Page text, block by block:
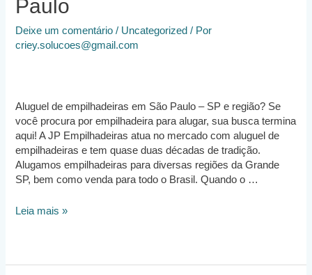
Paulo
Deixe um comentário / Uncategorized / Por
criey.solucoes@gmail.com
Aluguel de empilhadeiras em São Paulo – SP e região? Se
você procura por empilhadeira para alugar, sua busca termina
aqui! A JP Empilhadeiras atua no mercado com aluguel de
empilhadeiras e tem quase duas décadas de tradição.
Alugamos empilhadeiras para diversas regiões da Grande
SP, bem como venda para todo o Brasil. Quando o …
Aluguel
Paulo
Leia mais »